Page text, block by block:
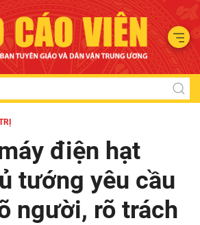
điện hạt
tướng yêu cầu
người, rõ trách